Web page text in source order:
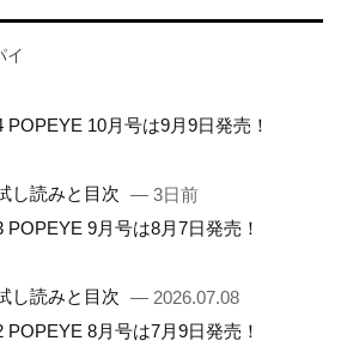
イ
POPEYE 10月号は9月9日発売！
し読みと目次 — 3日前
POPEYE 9月号は8月7日発売！
し読みと目次 — 2026.07.08
POPEYE 8月号は7月9日発売！